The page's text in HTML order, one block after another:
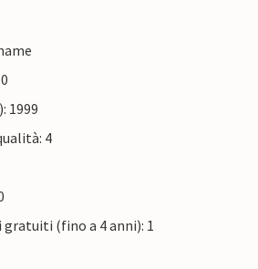
1999
4
(fino a 4 anni): 1